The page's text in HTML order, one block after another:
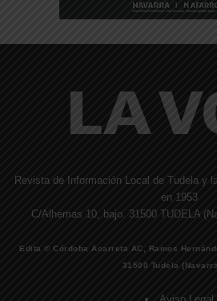
Revista de Información Local de Tudela y
en 1953
C/Alhemas 10, bajo. 31500 TUDELA
Edita © Córdoba Acarreta AC, Ramos
31500 Tudela